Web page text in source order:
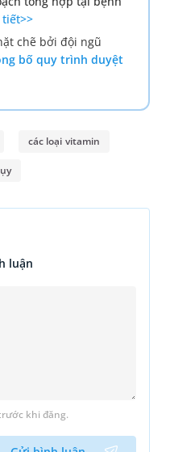
chẽ bởi đội ngũ
bố quy trình duyệt
các loại vitamin
luận
khi đăng.